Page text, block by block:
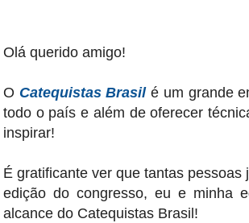
Olá querido amigo!
O Catequistas Brasil é um grande
todo o país e além de oferecer
inspirar!
É gratificante ver que tantas
edição do congresso, eu e minha
alcance do Catequistas Brasil!